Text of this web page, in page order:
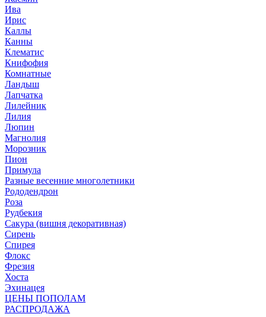
Ива
Ирис
Каллы
Канны
Клематис
Книфофия
Комнатные
Ландыш
Лапчатка
Лилейник
Лилия
Люпин
Магнолия
Морозник
Пион
Примула
Разные весенние многолетники
Рододендрон
Роза
Рудбекия
Сакура (вишня декоративная)
Сирень
Спирея
Флокс
Фрезия
Хоста
Эхинацея
ЦЕНЫ ПОПОЛАМ
РАСПРОДАЖА